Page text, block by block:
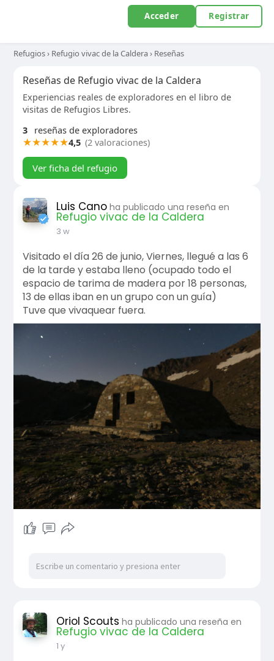
Acceder Registrar
Refugios› Refugio vivac de la Caldera› Reseñas
Reseñas de Refugio vivac de la Caldera
Experiencias reales de exploradores en el libro de
visitas de Refugios Libres.
3
reseñas de exploradores
★★★★★4,5 (2 valoraciones)
Ver ficha del refugio
Luis Cano ha publicado una reseña en
Refugio vivac de la Caldera
3 w
Visitado el día 26 de junio, Viernes, llegué a las 6
de la tarde y estaba lleno (ocupado todo el
espacio de tarima de madera por 18 personas,
13 de ellas iban en un grupo con un guía)
Tuve que vivaquear fuera.
Oriol Scouts ha publicado una reseña en
Refugio vivac de la Caldera
1 y